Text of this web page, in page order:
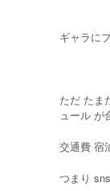
ギャラに
ただ たま
ュール が
交通費 宿
つまり